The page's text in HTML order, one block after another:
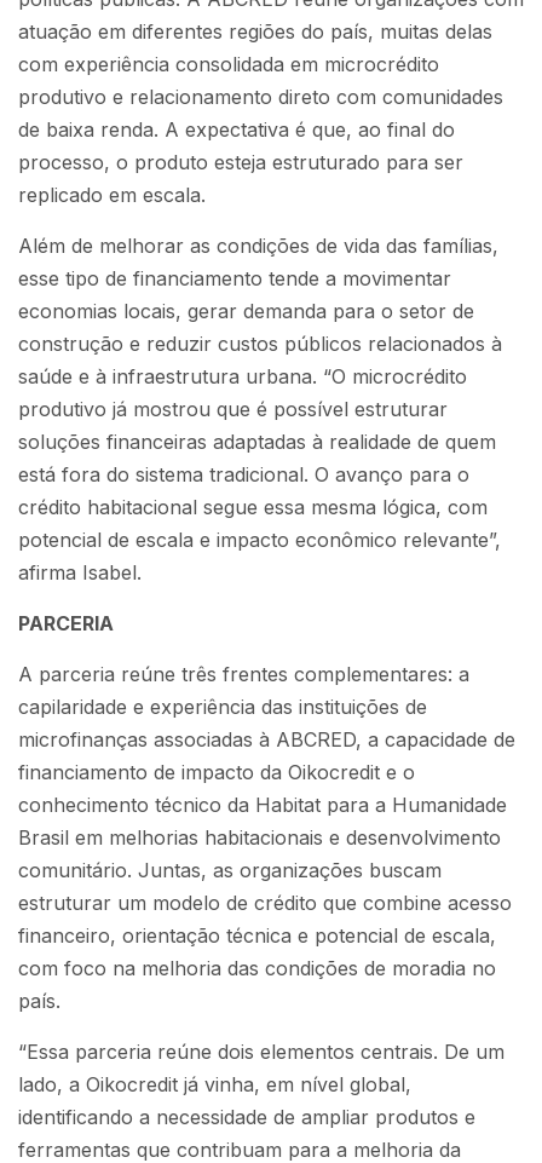
atuação em diferentes regiões do país, muitas delas
com experiência consolidada em microcrédito
produtivo e relacionamento direto com comunidades
de baixa renda. A expectativa é que, ao final do
processo, o produto esteja estruturado para ser
replicado em escala.
Além de melhorar as condições de vida das famílias,
esse tipo de financiamento tende a movimentar
economias locais, gerar demanda para o setor de
construção e reduzir custos públicos relacionados à
saúde e à infraestrutura urbana. “O microcrédito
produtivo já mostrou que é possível estruturar
soluções financeiras adaptadas à realidade de quem
está fora do sistema tradicional. O avanço para o
crédito habitacional segue essa mesma lógica, com
potencial de escala e impacto econômico relevante”,
afirma Isabel.
PARCERIA
A parceria reúne três frentes complementares: a
capilaridade e experiência das instituições de
microfinanças associadas à ABCRED, a capacidade de
financiamento de impacto da Oikocredit e o
conhecimento técnico da Habitat para a Humanidade
Brasil em melhorias habitacionais e desenvolvimento
comunitário. Juntas, as organizações buscam
estruturar um modelo de crédito que combine acesso
financeiro, orientação técnica e potencial de escala,
com foco na melhoria das condições de moradia no
país.
“Essa parceria reúne dois elementos centrais. De um
lado, a Oikocredit já vinha, em nível global,
identificando a necessidade de ampliar produtos e
ferramentas que contribuam para a melhoria da